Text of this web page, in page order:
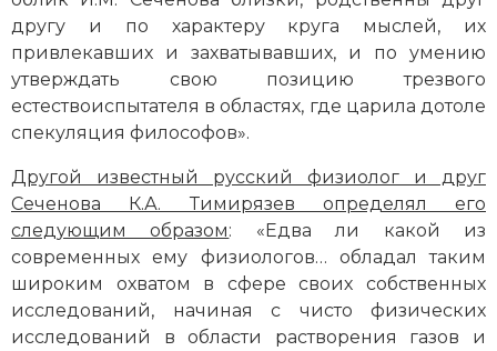
другу и по характеру круга мыслей, их
привлекавших и захватывавших, и по умению
утверждать свою позицию трезвого
естествоиспытателя в областях, где царила дотоле
спекуляция философов».
Другой известный русский физиолог и друг
Сеченова К.А. Тимирязев определял его
следующим образом: «Едва ли какой из
современных ему физиологов… обладал таким
широким охватом в сфере своих собственных
исследований, начиная с чисто физических
исследований в области растворения газов и